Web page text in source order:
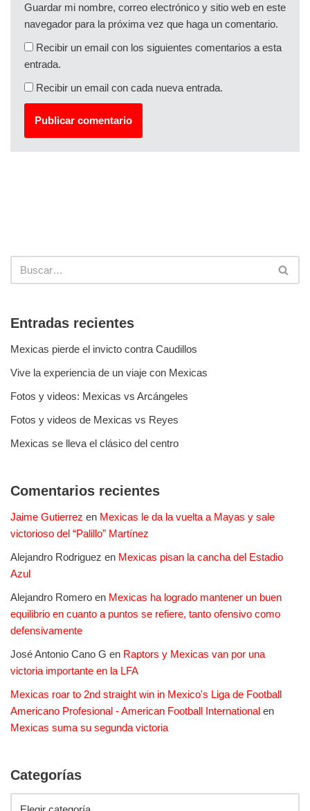
Guardar mi nombre, correo electrónico y sitio web en este
navegador para la próxima vez que haga un comentario.
Recibir un email con los siguientes comentarios a esta
entrada.
Recibir un email con cada nueva entrada.
Entradas recientes
Mexicas pierde el invicto contra Caudillos
Vive la experiencia de un viaje con Mexicas
Fotos y videos: Mexicas vs Arcángeles
Fotos y videos de Mexicas vs Reyes
Mexicas se lleva el clásico del centro
Comentarios recientes
Jaime Gutierrez en Mexicas le da la vuelta a Mayas y sale
victorioso del “Palillo” Martínez
Alejandro Rodriguez en Mexicas pisan la cancha del Estadio
Azul
Alejandro Romero en Mexicas ha logrado mantener un buen
equilibrio en cuanto a puntos se refiere, tanto ofensivo como
defensivamente
José Antonio Cano G en Raptors y Mexicas van por una
victoria importante en la LFA
Mexicas roar to 2nd straight win in Mexico's Liga de Football
Americano Profesional - American Football International en
Mexicas suma su segunda victoria
Categorías